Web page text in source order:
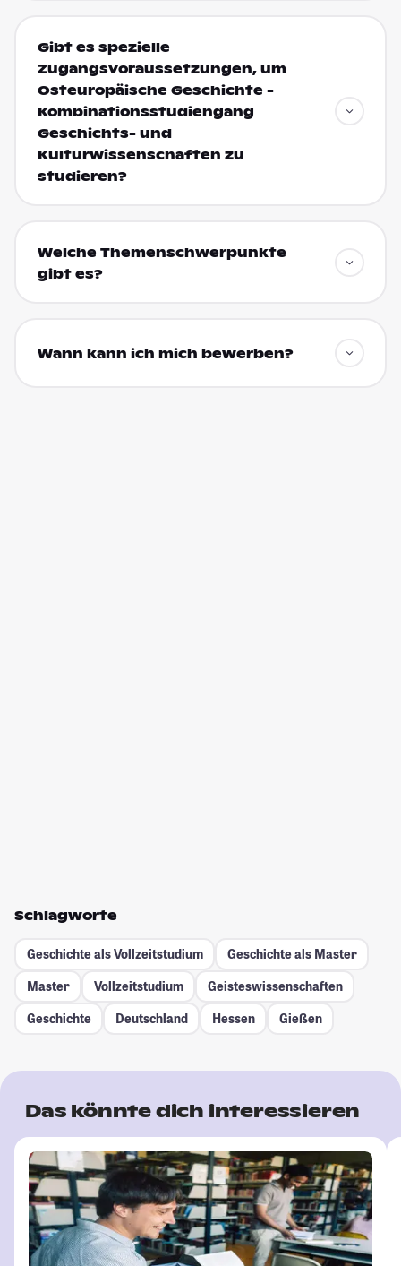
Gibt es spezielle
Zugangsvoraussetzungen, um
Osteuropäische Geschichte -
Kombinationsstudiengang
Geschichts- und
Kulturwissenschaften zu
studieren?
Welche Themenschwerpunkte
gibt es?
Wann kann ich mich bewerben?
Schlagworte
Geschichte als Vollzeitstudium
Geschichte als Master
Master
Vollzeitstudium
Geisteswissenschaften
Geschichte
Deutschland Hessen Gießen
Das könnte dich interessieren